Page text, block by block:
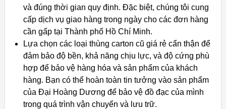
và đúng thời gian quy định. Đặc biệt, chúng tôi cung
cấp dịch vụ giao hàng trong ngày cho các đơn hàng
cần gấp tại Thành phố Hồ Chí Minh.
Lựa chọn các loại thùng carton cũ giá rẻ cẩn thận để
đảm bảo độ bền, khả năng chịu lực, và độ cứng phù
hợp để bảo vệ hàng hóa và sản phẩm của khách
hàng. Bạn có thể hoàn toàn tin tưởng vào sản phẩm
của Đại Hoàng Dương để bảo vệ đồ đạc của mình
trong quá trình vận chuyển và lưu trữ.